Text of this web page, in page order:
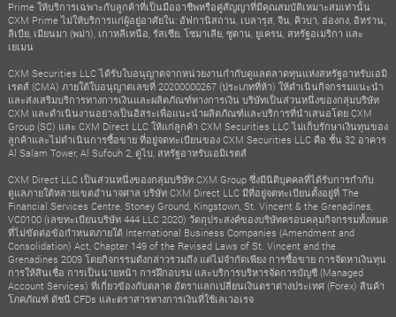
Prime ให้บริการเฉพาะกับลูกค้าที่เป็นมืออาชีพหรือคู่สัญญาที่มีคุณสมบัติเหมาะสมเท่านั้น
CXM Prime ไม่ให้บริการแก่ผู้อยู่อาศัยใน: อัฟกานิสถาน, เบลารุส, จีน, คิวบา, ฮ่องกง, อิหร่าน,
ลิเบีย, เมียนมา (พม่า), เกาหลีเหนือ, รัสเซีย, โซมาเลีย, ซูดาน, ยูเครน, สหรัฐอเมริกา และ
เยเมน
CXM Securities LLC ได้รับใบอนุญาตจากหน่วยงานกำกับดูแลตลาดทุนแห่งสหรัฐอาหรับเอมิ
เรตส์ (CMA) ภายใต้ใบอนุญาตเลขที่ 20200000267 (ประเภทที่ห้า) ให้ดำเนินกิจกรรมแนะนำ
และส่งเสริมบริการทางการเงินและผลิตภัณฑ์ทางการเงิน บริษัทเป็นส่วนหนึ่งของกลุ่มบริษัท
CXM และดำเนินงานอย่างเป็นอิสระเพื่อแนะนำผลิตภัณฑ์และบริการที่นำเสนอโดย CXM
Group (SC) และ CXM Direct LLC ให้แก่ลูกค้า CXM Securities LLC ไม่เก็บรักษาเงินทุนของ
ลูกค้าและไม่ดำเนินการซื้อขาย ที่อยู่จดทะเบียนของ CXM Securities LLC คือ ชั้น 32 อาคาร
Al Salam Tower, Al Sufouh 2, ดูไบ, สหรัฐอาหรับเอมิเรตส์
CXM Direct LLC เป็นส่วนหนึ่งของกลุ่มบริษัท CXM Group ซึ่งมีนิติบุคคลที่ได้รับการกำกับ
ดูแลภายใต้หลายเขตอำนาจศาล บริษัท CXM Direct LLC มีที่อยู่จดทะเบียนตั้งอยู่ที่ The
Financial Services Centre, Stoney Ground, Kingstown, St. Vincent & the Grenadines,
VC0100 (เลขทะเบียนบริษัท 444 LLC 2020) วัตถุประสงค์ของบริษัทครอบคลุมกิจกรรมทั้งหมด
ที่ไม่ขัดต่อข้อกำหนดภายใต้ International Business Companies (Amendment and
Consolidation) Act, Chapter 149 of the Revised Laws of St. Vincent and the
Grenadines 2009 โดยกิจกรรมดังกล่าวรวมถึง แต่ไม่จำกัดเพียง การซื้อขาย การจัดหาเงินทุน
การให้สินเชื่อ การเป็นนายหน้า การฝึกอบรม และบริการบริหารจัดการบัญชี (Managed
Account Services) ที่เกี่ยวข้องกับตลาด อัตราแลกเปลี่ยนเงินตราต่างประเทศ (Forex) สินค้า
โภคภัณฑ์ ดัชนี CFDs และตราสารทางการเงินที่ใช้เลเวอเรจ